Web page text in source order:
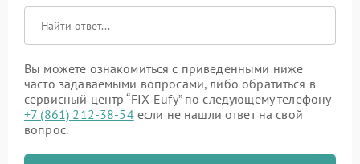
Вы можете ознакомиться с приведенными ниже
часто задаваемыми вопросами, либо обратиться в
сервисный центр “FIX-Eufy” по следующему телефону
+7 (861) 212-38-54если не нашли ответ на свой
вопрос.